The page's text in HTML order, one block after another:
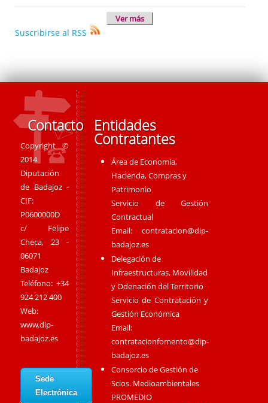
Ver más
Suscribirse al RSS
Contacto
Copyright ©
2014
Diputación
de Badajoz -
CIF:
P0600000D
c/ Felipe
Checa, 23 -
06071
Badajoz
Teléfono: +34
924 212 400
Web:
www.dip-
badajoz.es
Sede
Electrónica
Entidades
Contratantes
Área de Economía,
Hacienda, Compras y
Patrimonio
Servicio de Gestión
Contractual
Email:contratacion@dip-
badajoz.es
Delegación de
Infraestructuras, Movilidad
y Odenación del Territorio
Servicio de Contratación y
Gestión Económica
Email:
contratacionfomento@dip-
badajoz.es
Consorcio de Gestión de
Scios. Medioambientales
PROMEDIO